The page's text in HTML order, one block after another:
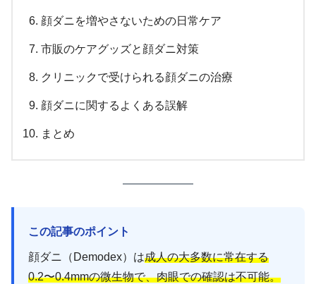
顔ダニを増やさないための日常ケア
市販のケアグッズと顔ダニ対策
クリニックで受けられる顔ダニの治療
顔ダニに関するよくある誤解
まとめ
この記事のポイント
顔ダニ（Demodex）は成人の大多数に常在する
0.2〜0.4mmの微生物で、肉眼での確認は不可能。